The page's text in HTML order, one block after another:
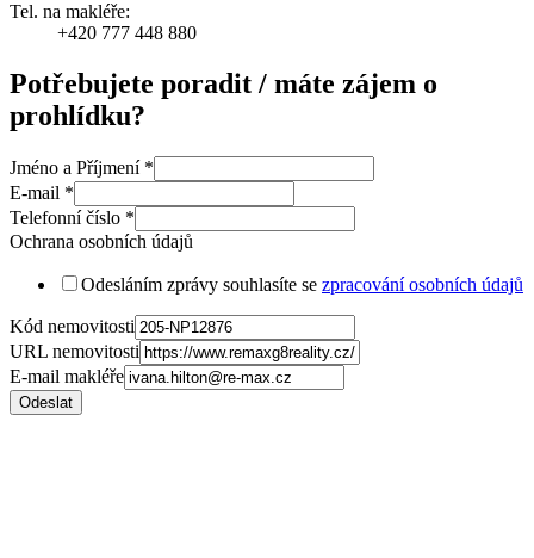
Tel. na makléře:
+420 777 448 880
Potřebujete poradit / máte zájem o
prohlídku?
Jméno a Příjmení *
E-mail *
Telefonní číslo *
Ochrana osobních údajů
Odesláním zprávy souhlasíte se zpracování osobních údajů
Kód nemovitosti
URL nemovitosti
E-mail makléře
Odeslat